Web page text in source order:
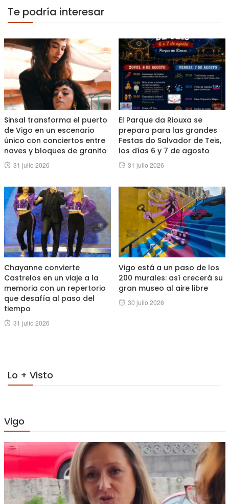
Te podría interesar
Sinsal transforma el puerto
de Vigo en un escenario
único con conciertos entre
naves y bloques de granito
Posted
31 julio 2026
El Parque da Riouxa se
prepara para las grandes
Festas do Salvador de Teis,
los días 6 y 7 de agosto
Posted
31 julio 2026
Chayanne convierte
Castrelos en un viaje a la
memoria con un repertorio
que desafía al paso del
tiempo
Posted
31 julio 2026
Vigo está a un paso de los
200 murales: así crecerá su
gran museo al aire libre
Posted
30 julio 2026
Lo + Visto
Vigo